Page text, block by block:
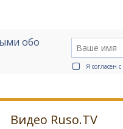
обо
Я согласен с
Видео Ruso.TV